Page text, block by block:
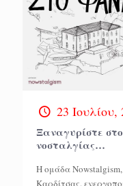
23 Ιουλίου,
Ξαναγυρίστε
νοσταλγίας…
Η ομάδα
Καρδίτσας,